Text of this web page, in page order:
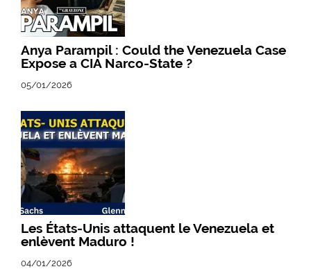
Anya Parampil : Could the Venezuela Case
Expose a CIA Narco-State ?
05/01/2026
Les États-Unis attaquent le Venezuela et
enlèvent Maduro !
04/01/2026